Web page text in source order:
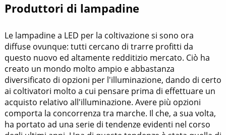
Produttori di lampadine
Le lampadine a LED per la coltivazione si sono ora
diffuse ovunque: tutti cercano di trarre profitti da
questo nuovo ed altamente redditizio mercato. Ciò ha
creato un mondo molto ampio e abbastanza
diversificato di opzioni per l'illuminazione, dando di certo
ai coltivatori molto a cui pensare prima di effettuare un
acquisto relativo all'illuminazione. Avere più opzioni
comporta la concorrenza tra marche. Il che, a sua volta,
ha portato ad una serie di tendenze evidenti nel corso